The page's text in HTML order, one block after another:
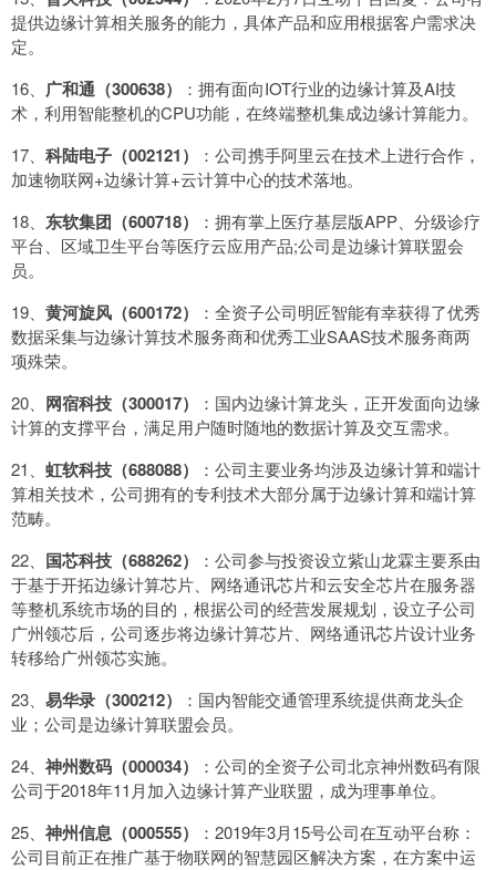
提供边缘计算相关服务的能力，具体产品和应用根据客户需求决
定。
16、 广和通（300638）
：拥有面向IOT行业的边缘计算及AI技
术，利用智能整机的CPU功能，在终端整机集成边缘计算能力。
17、 科陆电子（002121）
：公司携手阿里云在技术上进行合作，
加速物联网+边缘计算+云计算中心的技术落地。
18、 东软集团（600718）
：拥有掌上医疗基层版APP、分级诊疗
平台、区域卫生平台等医疗云应用产品;公司是边缘计算联盟会
员。
19、 黄河旋风（600172）
：全资子公司明匠智能有幸获得了优秀
数据采集与边缘计算技术服务商和优秀工业SAAS技术服务商两
项殊荣。
20、 网宿科技（300017）
：国内边缘计算龙头，正开发面向边缘
计算的支撑平台，满足用户随时随地的数据计算及交互需求。
21、 虹软科技（688088）
：公司主要业务均涉及边缘计算和端计
算相关技术，公司拥有的专利技术大部分属于边缘计算和端计算
范畴。
22、 国芯科技（688262）
：公司参与投资设立紫山龙霖主要系由
于基于开拓边缘计算芯片、网络通讯芯片和云安全芯片在服务器
等整机系统市场的目的，根据公司的经营发展规划，设立子公司
广州领芯后，公司逐步将边缘计算芯片、网络通讯芯片设计业务
转移给广州领芯实施。
23、 易华录（300212）
：国内智能交通管理系统提供商龙头企
业；公司是边缘计算联盟会员。
24、 神州数码（000034）
：公司的全资子公司北京神州数码有限
公司于2018年11月加入边缘计算产业联盟，成为理事单位。
25、 神州信息（000555）
：2019年3月15号公司在互动平台称：
公司目前正在推广基于物联网的智慧园区解决方案，在方案中运